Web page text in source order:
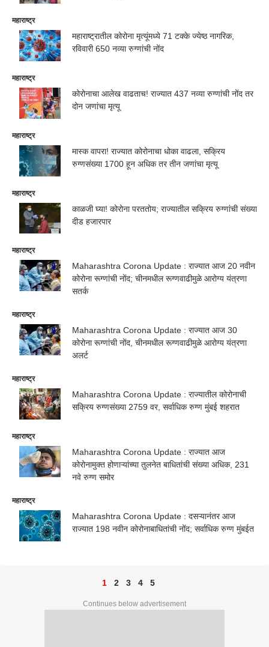
महाराष्ट्र
महाराष्ट्रातील कोरोना मृत्यूंमध्ये 71 टक्के ज्येष्ठ नागरिक,
रविवारी 650 नव्या रुग्णांची नोंद
महाराष्ट्र
कोरोनाचा आलेख वाढताच! राज्यात 437 नव्या रुग्णांची नोंद तर
दोन जणांचा मृत्यू
महाराष्ट्र
मास्क वापरा! राज्यात कोरोनाचा धोका वाढला, सक्रिय
रुग्णसंख्या 1700 हून अधिक तर तीन जणांचा मृत्यू
महाराष्ट्र
काळजी घ्या! कोरोना परततोय; राज्यातील सक्रिय रुग्णांची संख्या
दीड हजारपार
महाराष्ट्र
Maharashtra Corona Update : राज्यात आज 20 नवीन
कोरोना रूग्णांची नोंद; चीनमधील रूग्णवाढीमुळे आरोग्य यंत्रणा
सतर्क
महाराष्ट्र
Maharashtra Corona Update : राज्यात आज 30
कोरोना रूग्णांची नोंद, चीनमधील रूग्णवाढीमुळे आरोग्य यंत्रणा
अलर्ट
महाराष्ट्र
Maharashtra Corona Update : राज्यातील कोरोनाची
सक्रिय रुग्णसंख्या 2759 वर, सर्वाधिक रुग्ण मुंबई शहरात
महाराष्ट्र
Maharashtra Corona Update : राज्यात आज
कोरोनामुक्त होणाऱ्यांच्या तुलनेत बाधितांची संख्या अधिक, 231
नवे रुग्ण समोर
महाराष्ट्र
Maharashtra Corona Update : दसऱ्यानंतर आज
राज्यात 198 नवीन कोरोनाबाधितांची नोंद; सर्वाधिक रुग्ण मुंबईत
1 2 3 4 5
Continues below advertisement